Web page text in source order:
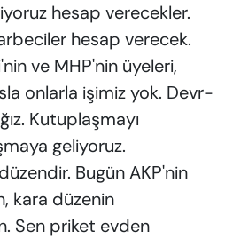
hesap verecekler.
hesap verecek.
ve MHP'nin üyeleri,
onlarla işimiz yok. Devr-
Kutuplaşmayı
geliyoruz.
Bugün AKP'nin
kara düzenin
Sen priket evden